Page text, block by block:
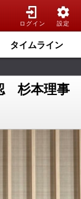
ログイン 設定
タイムライン
杉本理事